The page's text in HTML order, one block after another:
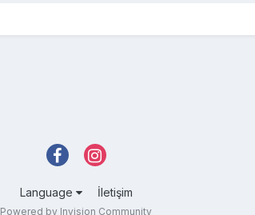
Language İletişim
Powered by Invision Community